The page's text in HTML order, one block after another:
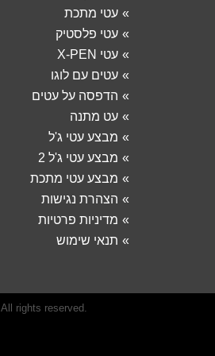
עטי מתכת
עטי פלסטיק
עטי X-PEN
עטים עם לוגו
הדפסה על עטים
עט מתנה
מבצע עטי ג'ל
מבצע עטי ג'ל 2
מבצע עטי מתכת
הצהרת נגישות
מדיניות פרטיות
תנאי שימוש
. All rights reserved.